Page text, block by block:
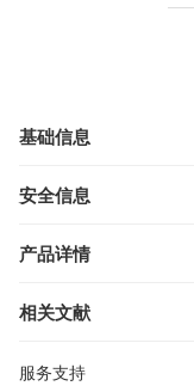
基础信息
安全信息
产品详情
相关文献
服务支持